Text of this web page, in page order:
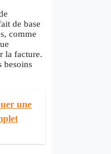
de base
comme
la facture.
besoins
une